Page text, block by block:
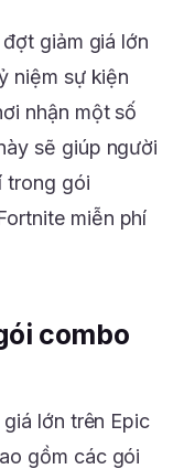
giảm giá lớn
niệm sự kiện
nhận một số
sẽ giúp người
trong gói
miễn phí
combo
lớn trên Epic
gồm các gói